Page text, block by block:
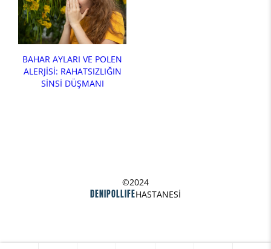
BAHAR AYLARI VE POLEN
ALERJİSİ: RAHATSIZLIĞIN
SİNSİ DÜŞMANI
©2024
DENIPOLLIFEHASTANESİ